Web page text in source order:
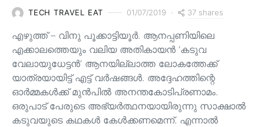
TECH TRAVEL EAT 01/07/2019 37 shares
എഴുത്ത് – വിനു പൂക്കാട്ടിയൂർ. ആനപ്പണിയിലെ
എക്കാലത്തെയും വലിയ അതികായൻ ‘കടുവ
വേലായുധേട്ടൻ’ ആനയില്ലാത്ത ലോകത്തേക്ക്
യാത്രയായിട്ട് എട്ട് വർഷങ്ങൾ. അദ്ദേഹത്തിന്റെ
ഓർമ്മകൾക്ക് മുൻപിൽ അനന്തകോടിപ്രണാമം.
ഒരുപാട് പേരുടെ അഭ്യർത്ഥനയായിരുന്നു സാക്ഷാൽ
കടുവയുടെ കഥകൾ കേൾക്കണമെന്ന്. എന്നാൽ